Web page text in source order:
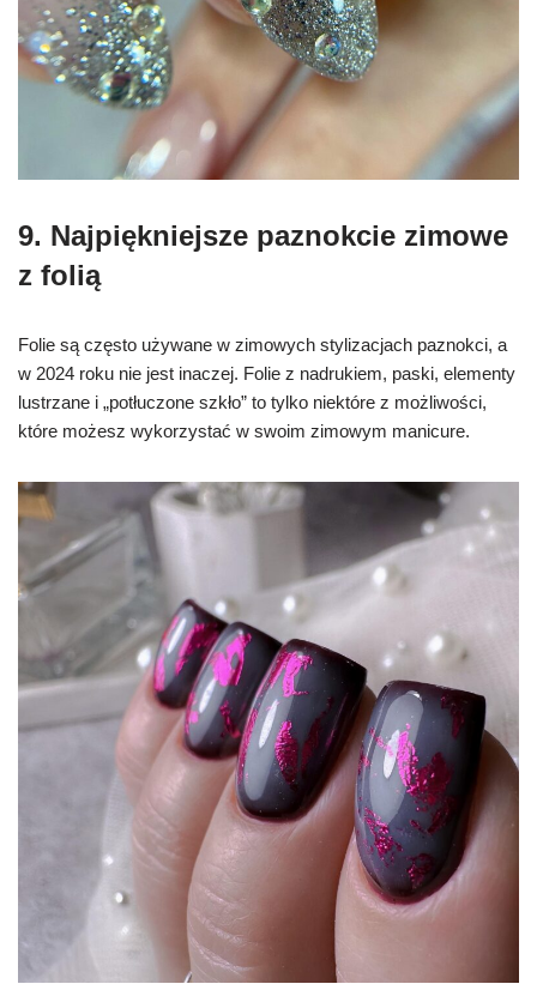
9. Najpiękniejsze paznokcie zimowe
z folią
Folie są często używane w zimowych stylizacjach paznokci, a
w 2024 roku nie jest inaczej. Folie z nadrukiem, paski, elementy
lustrzane i „potłuczone szkło” to tylko niektóre z możliwości,
które możesz wykorzystać w swoim zimowym manicure.